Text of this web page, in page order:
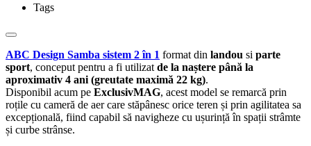
Tags
ABC Design Samba sistem 2 în 1 format din landou si parte
sport, conceput pentru a fi utilizat de la naștere până la
aproximativ 4 ani (greutate maximă 22 kg).
Disponibil acum pe ExclusivMAG, acest model se remarcă prin
roțile cu cameră de aer care stăpânesc orice teren și prin agilitatea sa
excepțională, fiind capabil să navigheze cu ușurință în spații strâmte
și curbe strânse.